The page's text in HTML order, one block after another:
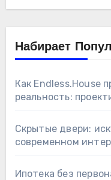
Набирает
Как Endless.House
реальность:
Скрытые двери:
современном
Ипотека без